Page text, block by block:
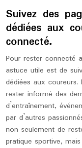
Suivez des
dédiées aux
connecté.
Pour rester connecté
astuce utile est de
dédiées aux
rester informé des
d’entraînement,
par d’autres
non seulement de
pratique sportive,